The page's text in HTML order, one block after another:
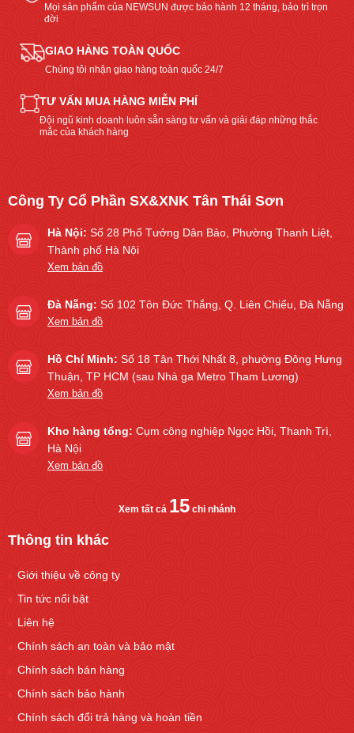
Mọi sản phẩm của NEWSUN được bảo hành 12 tháng, bảo trì trọn
đời
GIAO HÀNG TOÀN QUỐC
Chúng tôi nhận giao hàng toàn quốc 24/7
TƯ VẤN MUA HÀNG MIỄN PHÍ
Đội ngũ kinh doanh luôn sẵn sàng tư vấn và giải đáp những thắc
mắc của khách hàng
Công Ty Cổ Phần SX&XNK Tân Thái Sơn
Hà Nội: Số 28 Phố Tưởng Dân Bảo, Phường Thanh Liệt,
Thành phố Hà Nội
Xem bản đồ
Đà Nẵng: Số 102 Tôn Đức Thắng, Q. Liên Chiểu, Đà Nẵng
Xem bản đồ
Hồ Chí Minh: Số 18 Tân Thới Nhất 8, phường Đông Hưng
Thuận, TP HCM (sau Nhà ga Metro Tham Lương)
Xem bản đồ
Kho hàng tổng: Cụm công nghiệp Ngọc Hồi, Thanh Trì,
Hà Nội
Xem bản đồ
Xem tất cả 15 chi nhánh
Thông tin khác
Giới thiệu về công ty
Tin tức nổi bật
Liên hệ
Chính sách an toàn và bảo mật
Chính sách bán hàng
Chính sách bảo hành
Chính sách đổi trả hàng và hoàn tiền